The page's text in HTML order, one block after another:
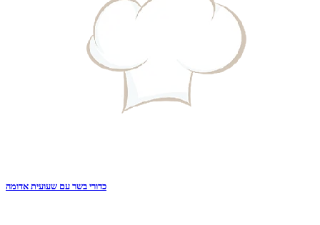
כדורי בשר עם שעועית אדומה